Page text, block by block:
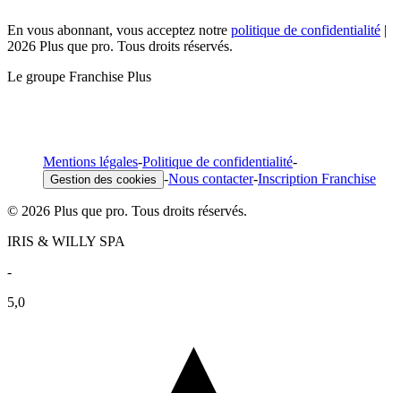
En vous abonnant, vous acceptez notre politique de confidentialité |
2026 Plus que pro. Tous droits réservés.
Le groupe Franchise Plus
Mentions légales-Politique de confidentialité-
Gestion des cookies -Nous contacter-Inscription Franchise
© 2026 Plus que pro. Tous droits réservés.
IRIS & WILLY SPA
-
5,0